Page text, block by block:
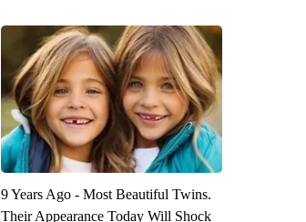
9 Years Ago - Most Beautiful Twins.
Their Appearance Today Will Shock